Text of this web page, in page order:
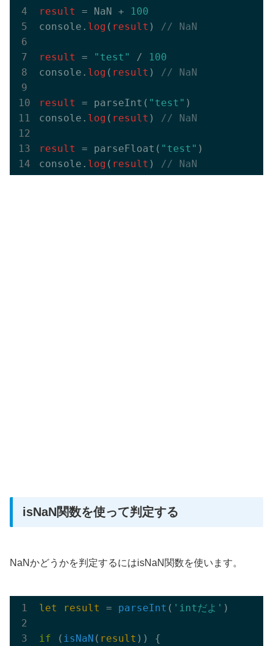
result = NaN +
100
console. log ( result ) // NaN
result = "test" /
100
console. log ( result ) // NaN
result = parseInt( "test" )
console. log ( result ) // NaN
result = parseFloat( "test" )
console. log ( result ) // NaN
isNaN関数を使って判定する
NaNかどうかを判定するにはisNaN関数を使います。
let result = parseInt ( 'intだよ' )
if ( isNaN ( result )) {